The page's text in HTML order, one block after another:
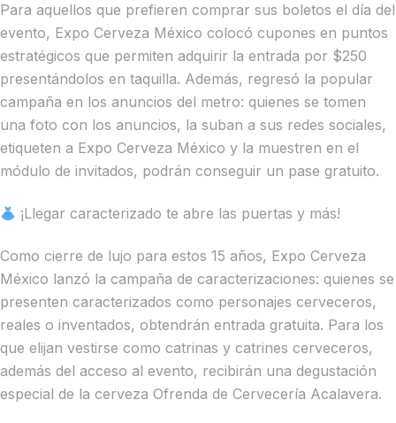
Para aquellos que prefieren comprar sus boletos el día del
evento, Expo Cerveza México colocó cupones en puntos
estratégicos que permiten adquirir la entrada por $250
presentándolos en taquilla. Además, regresó la popular
campaña en los anuncios del metro: quienes se tomen
una foto con los anuncios, la suban a sus redes sociales,
etiqueten a Expo Cerveza México y la muestren en el
módulo de invitados, podrán conseguir un pase gratuito.
¡Llegar caracterizado te abre las puertas y más!
Como cierre de lujo para estos 15 años, Expo Cerveza
México lanzó la campaña de caracterizaciones: quienes se
presenten caracterizados como personajes cerveceros,
reales o inventados, obtendrán entrada gratuita. Para los
que elijan vestirse como catrinas y catrines cerveceros,
además del acceso al evento, recibirán una degustación
especial de la cerveza Ofrenda de Cervecería Acalavera.